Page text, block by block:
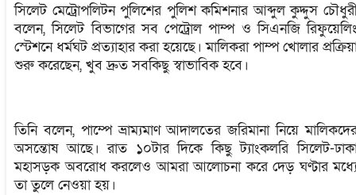
সিলেট মেট্রোপলিটন পুলিশের পুলিশ কমিশনার আব্দুল কুদ্দুস
বলেন, সিলেট বিভাগের সব পেট্রোল পাম্প ও সিএনজি
স্টেশনে ধর্মঘট প্রত্যাহার করা হয়েছে। মালিকরা পাম্প খোলার
শুরু করেছেন, খুব দ্রুত সবকিছু স্বাভাবিক হবে।
তিনি বলেন, পাম্পে ভ্রাম্যমাণ আদালতের জরিমানা নিয়ে
অসন্তোষ আছে। রাত ১০টার দিকে কিছু ট্যাংকলরি সিলেট-
মহাসড়ক অবরোধ করলেও আমরা আলোচনা করে দেড় ঘণ্টার
তা তুলে নেওয়া হয়।